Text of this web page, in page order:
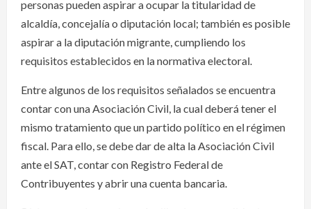
personas pueden aspirar a ocupar la titularidad de
alcaldía, concejalía o diputación local; también es posible
aspirar a la diputación migrante, cumpliendo los
requisitos establecidos en la normativa electoral.
Entre algunos de los requisitos señalados se encuentra
contar con una Asociación Civil, la cual deberá tener el
mismo tratamiento que un partido político en el régimen
fiscal. Para ello, se debe dar de alta la Asociación Civil
ante el SAT, contar con Registro Federal de
Contribuyentes y abrir una cuenta bancaria.